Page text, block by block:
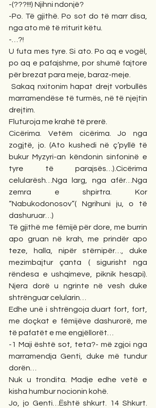
-(???!!!) Njihni ndonjë?
-Po. Të gjithë. Po sot do të marr disa,
nga ato më të rriturit këtu.
-…?!
U futa mes tyre. Si ato. Po aq e vogël,
po aq e pafajshme, por shumë fajtore
për brezat para meje, baraz-meje.
Sakaq nxitonim hapat drejt vorbullës
marramendëse të turmës, në të njejtin
drejtim.
Fluturoja me krahë të prerë.
Cicërima. Vetëm cicërima. Jo nga
zogjtë, jo. (Ato kushedi në ç’pyllë të
bukur Myzyri-an këndonin sinfoninë e
tyre të parajsës…).Cicërima
celularësh…Nga larg, nga afër…Nga
zemra e shpirtra. Kor
“Nabukodonosov”( Ngrihuni ju, o të
dashuruar…)
Të gjithë me fëmijë për dore, me burrin
apo gruan në krah, me prindër apo
teze, halla, nipër stërnipër…, duke
mezimbajtur çanta ( sigurisht nga
rëndesa e ushqimeve, piknik hesapi).
Njera dorë u ngrinte në vesh duke
shtrënguar celularin…
Edhe unë i shtrëngoja duart fort, fort,
me doçkat e fëmijëve dashurorë, me
të pafatët e me engjëllorët…
-1 Maji është sot, teta?- më zgjoi nga
marramendja Genti, duke më tundur
dorën…
Nuk u trondita. Madje edhe vetë e
kisha humbur nocionin kohë.
Jo, jo Genti…Është shkurt. 14 Shkurt.